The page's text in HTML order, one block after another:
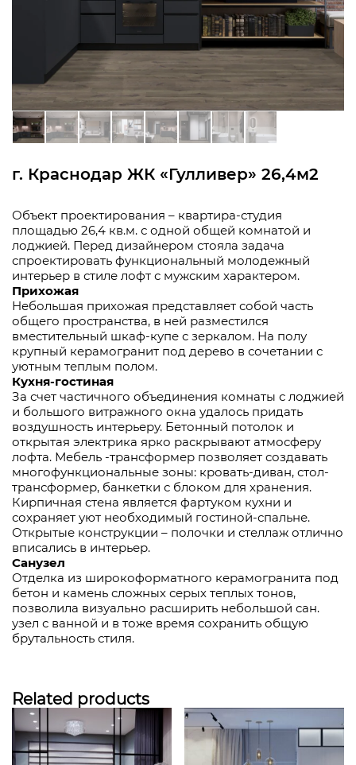
г. Краснодар ЖК «Гулливер» 26,4м2
Объект проектирования – квартира-студия
площадью 26,4 кв.м. с одной общей комнатой и
лоджией. Перед дизайнером стояла задача
спроектировать функциональный молодежный
интерьер в стиле лофт с мужским характером.
Прихожая
Небольшая прихожая представляет собой часть
общего пространства, в ней разместился
вместительный шкаф-купе с зеркалом. На полу
крупный керамогранит под дерево в сочетании с
уютным теплым полом.
Кухня-гостиная
За счет частичного объединения комнаты с лоджией
и большого витражного окна удалось придать
воздушность интерьеру. Бетонный потолок и
открытая электрика ярко раскрывают атмосферу
лофта. Мебель -трансформер позволяет создавать
многофункциональные зоны: кровать-диван, стол-
трансформер, банкетки с блоком для хранения.
Кирпичная стена является фартуком кухни и
сохраняет уют необходимый гостиной-спальне.
Открытые конструкции – полочки и стеллаж отлично
вписались в интерьер.
Санузел
Отделка из широкоформатного керамогранита под
бетон и камень сложных серых теплых тонов,
позволила визуально расширить небольшой сан.
узел с ванной и в тоже время сохранить общую
брутальность стиля.
Related products